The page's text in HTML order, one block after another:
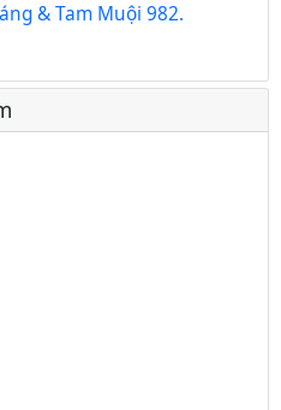
& Tam Muội 982.